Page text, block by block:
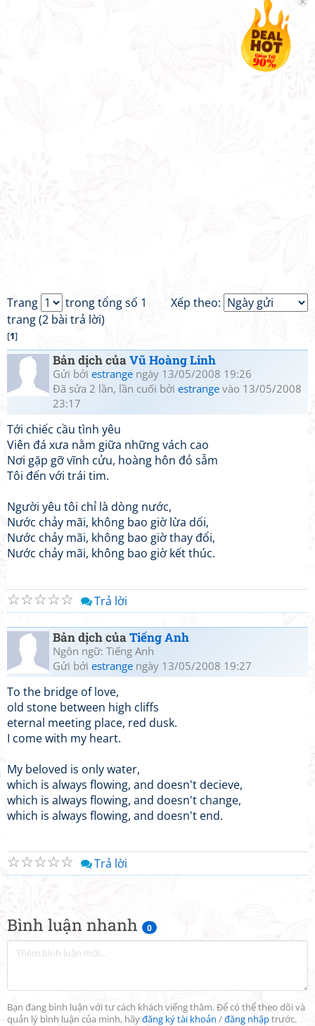
Bình luận nhanh 0
Bạn đang bình luận với tư cách khách viếng thăm. Để có thể theo dõi và
quản lý bình luận của mình, hãyđăng ký tài khoản /đăng nhậptrước.
Xếp theo:
Trang
trong tổng số 1
trang (2 bài trả lời)
[1]
Bản dịch củaVũ Hoàng Linh
Gửi bởi estrange ngày 13/05/2008 19:26
Đã sửa 2 lần, lần cuối bởi estrange vào 13/05/2008
23:17
Tới chiếc cầu tình yêu
Viên đá xưa nằm giữa những vách cao
Nơi gặp gỡ vĩnh cửu, hoàng hôn đỏ sẫm
Tôi đến với trái tim.
Người yêu tôi chỉ là dòng nước,
Nước chảy mãi, không bao giờ lừa dối,
Nước chảy mãi, không bao giờ thay đổi,
Nước chảy mãi, không bao giờ kết thúc.
☆
☆
☆
☆
☆ Trả lời
Bản dịch củaTiếng Anh
Ngôn ngữ: Tiếng Anh
Gửi bởi estrange ngày 13/05/2008 19:27
To the bridge of love,
old stone between high cliffs
eternal meeting place, red dusk.
I come with my heart.
My beloved is only water,
which is always flowing, and doesn't decieve,
which is always flowing, and doesn't change,
which is always flowing, and doesn't end.
☆
☆
☆
☆
☆ Trả lời